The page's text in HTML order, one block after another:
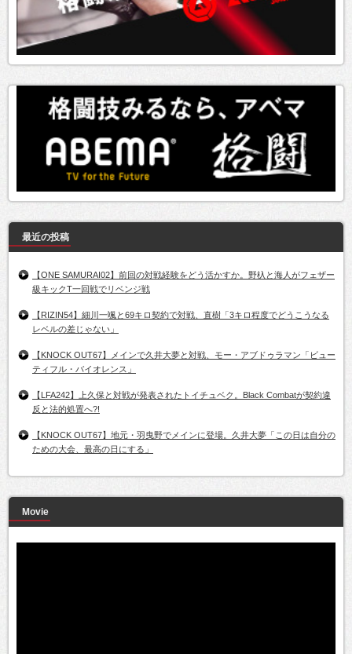
最近の投稿
【ONE SAMURAI02】前回の対戦経験をどう活かすか。野杁と海人がフェザー
級キックT一回戦でリベンジ戦
【RIZIN54】細川一颯と69キロ契約で対戦、直樹「3キロ程度でどうこうなる
レベルの差じゃない」
【KNOCK OUT67】メインで久井大夢と対戦、モー・アブドゥラマン「ビュー
ティフル・バイオレンス」
【LFA242】上久保と対戦が発表されたトイチュベク。Black Combatが契約違
反と法的処置へ?!
【KNOCK OUT67】地元・羽曳野でメインに登場。久井大夢「この日は自分の
ための大会、最高の日にする」
Movie